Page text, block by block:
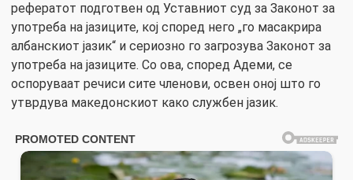
рефератот подготвен од Уставниот суд за Законот за
употреба на јазиците, кој според него „го масакрира
албанскиот јазик“ и сериозно го загрозува Законот за
употреба на јазиците. Со ова, според Адеми, се
оспоруваат речиси сите членови, освен оној што го
утврдува македонскиот како службен јазик.